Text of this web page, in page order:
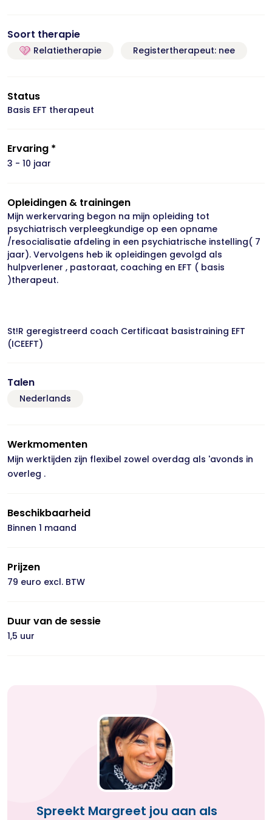
Soort therapie
Relatietherapie Registertherapeut: nee
Status
Basis EFT therapeut
Ervaring *
3 - 10 jaar
Opleidingen & trainingen
Mijn werkervaring begon na mijn opleiding tot
psychiatrisch verpleegkundige op een opname
/resocialisatie afdeling in een psychiatrische instelling( 7
jaar). Vervolgens heb ik opleidingen gevolgd als
hulpverlener , pastoraat, coaching en EFT ( basis
)therapeut.
St!R geregistreerd coach Certificaat basistraining EFT
(ICEEFT)
Talen
Nederlands
Werkmomenten
Mijn werktijden zijn flexibel zowel overdag als 'avonds in
overleg .
Beschikbaarheid
Binnen 1 maand
Prijzen
79 euro excl. BTW
Duur van de sessie
1,5 uur
Spreekt Margreet jou aan als